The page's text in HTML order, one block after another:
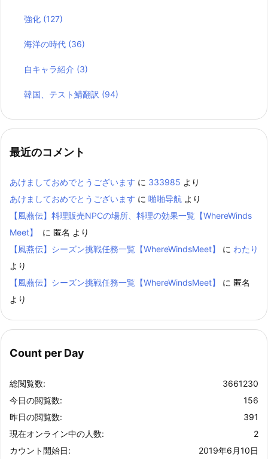
強化 (127)
海洋の時代 (36)
自キャラ紹介 (3)
韓国、テスト鯖翻訳 (94)
最近のコメント
あけましておめでとうございます に 333985 より
あけましておめでとうございます に 啪啪导航 より
【風燕伝】料理販売NPCの場所、料理の効果一覧【WhereWinds
Meet】
に 匿名 より
【風燕伝】シーズン挑戦任務一覧【WhereWindsMeet】
に わたり
より
【風燕伝】シーズン挑戦任務一覧【WhereWindsMeet】
に 匿名
より
Count per Day
3661230
総閲覧数:
156
今日の閲覧数:
391
昨日の閲覧数:
2
現在オンライン中の人数:
2019年6月10日
カウント開始日: